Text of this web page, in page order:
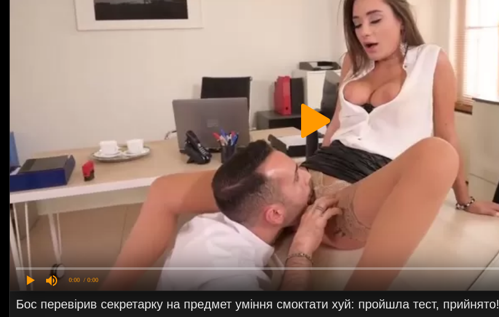
0:00 / 0:00
Бос перевірив секретарку на предмет уміння смоктати хуй: пройшла тест, прийнято!